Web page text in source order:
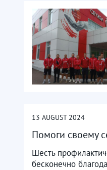
13 AUGUST 2024
Помоги своему
Шесть
бесконечно